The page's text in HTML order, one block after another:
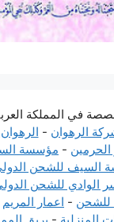
في المملكة
الرهوان -
الحرمين - مؤسسة
السيف للشحن
الوادي للشحن
للشحن - اعمار المريم